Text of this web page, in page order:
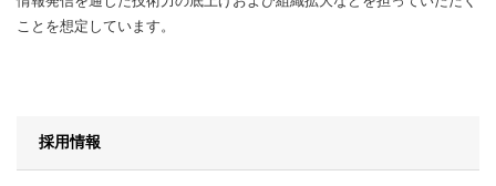
ことを想定しています。
採用情報